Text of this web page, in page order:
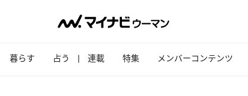
暮らす 占う 連載 特集 メンバーコンテンツ